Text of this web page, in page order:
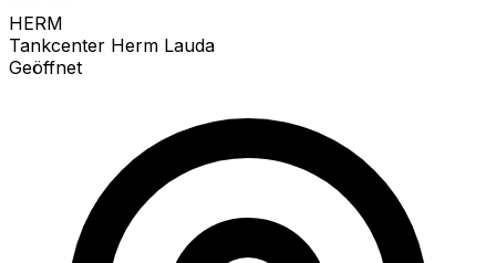
HERM
Tankcenter Herm Lauda
Geöffnet